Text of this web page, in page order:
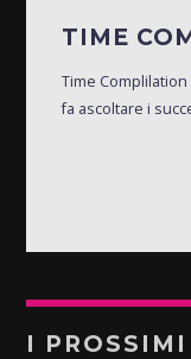
TIME
Time
fa ascoltare i
I